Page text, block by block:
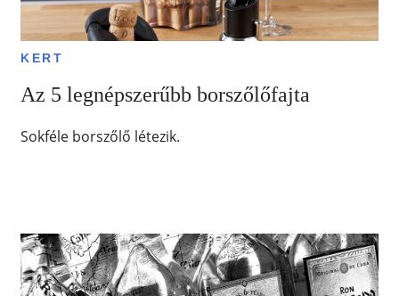
KERT
Az 5 legnépszerűbb borszőlőfajta
Sokféle borszőlő létezik.